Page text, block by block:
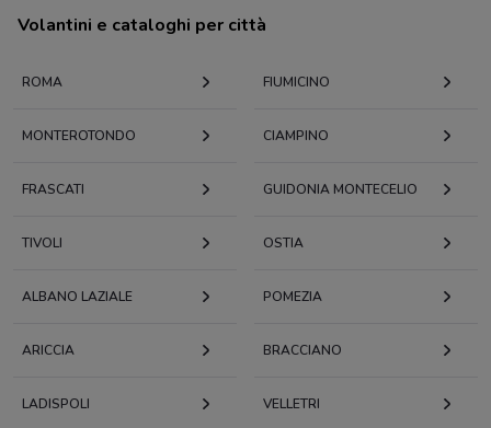
Volantini e cataloghi per città
ROMA FIUMICINO
MONTEROTONDO CIAMPINO
FRASCATI GUIDONIA MONTECELIO
TIVOLI OSTIA
ALBANO LAZIALE POMEZIA
ARICCIA BRACCIANO
LADISPOLI VELLETRI